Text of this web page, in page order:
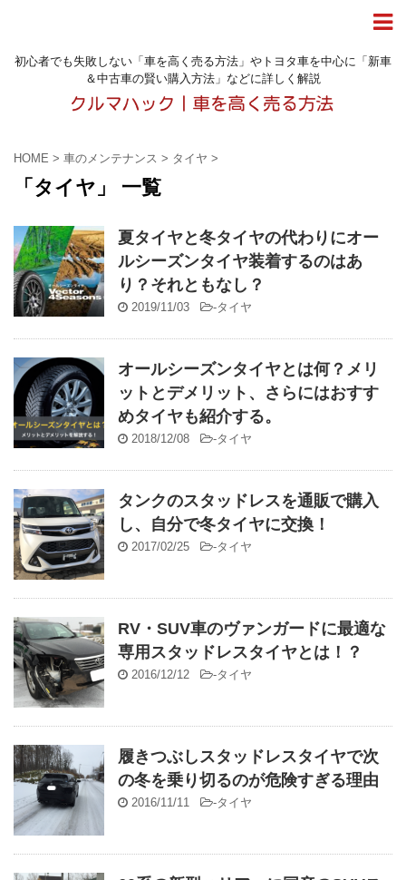
初心者でも失敗しない「車を高く売る方法」やトヨタ車を中心に「新車
＆中古車の賢い購入方法」などに詳しく解説
HOME > 車のメンテナンス > タイヤ >
「タイヤ」 一覧
夏タイヤと冬タイヤの代わりにオー
ルシーズンタイヤ装着するのはあ
り？それともなし？
2019/11/03 -タイヤ
オールシーズンタイヤとは何？メリ
ットとデメリット、さらにはおすす
めタイヤも紹介する。
2018/12/08 -タイヤ
タンクのスタッドレスを通販で購入
し、自分で冬タイヤに交換！
2017/02/25 -タイヤ
RV・SUV車のヴァンガードに最適な
専用スタッドレスタイヤとは！？
2016/12/12 -タイヤ
履きつぶしスタッドレスタイヤで次
の冬を乗り切るのが危険すぎる理由
2016/11/11 -タイヤ